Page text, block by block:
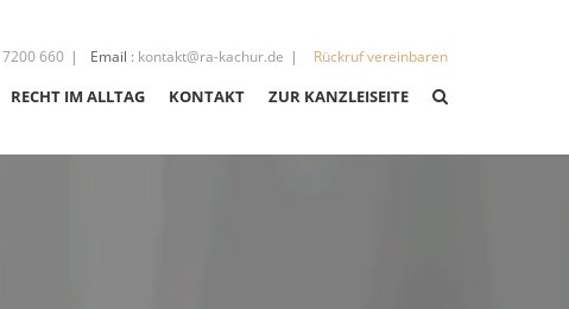
660 Email : kontakt@ra-kachur.de Rückruf vereinbaren
RECHT IM ALLTAG KONTAKT ZUR KANZLEISEITE